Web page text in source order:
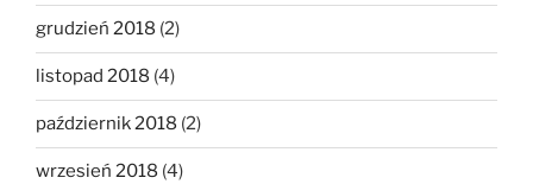
grudzień 2018 (2)
listopad 2018 (4)
październik 2018 (2)
wrzesień 2018 (4)